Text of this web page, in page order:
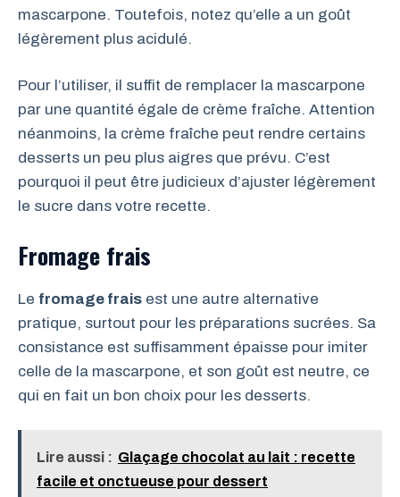
mascarpone. Toutefois, notez qu’elle a un goût
légèrement plus acidulé.
Pour l’utiliser, il suffit de remplacer la mascarpone
par une quantité égale de crème fraîche. Attention
néanmoins, la crème fraîche peut rendre certains
desserts un peu plus aigres que prévu. C’est
pourquoi il peut être judicieux d’ajuster légèrement
le sucre dans votre recette.
Fromage frais
Le fromage frais est une autre alternative
pratique, surtout pour les préparations sucrées. Sa
consistance est suffisamment épaisse pour imiter
celle de la mascarpone, et son goût est neutre, ce
qui en fait un bon choix pour les desserts.
Lire aussi : Glaçage chocolat au lait : recette
facile et onctueuse pour dessert